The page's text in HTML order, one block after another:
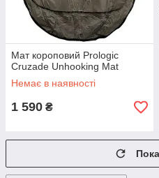
Мат короповий Prologic
Cruzade Unhooking Mat
Немає в наявності
1 590 ₴